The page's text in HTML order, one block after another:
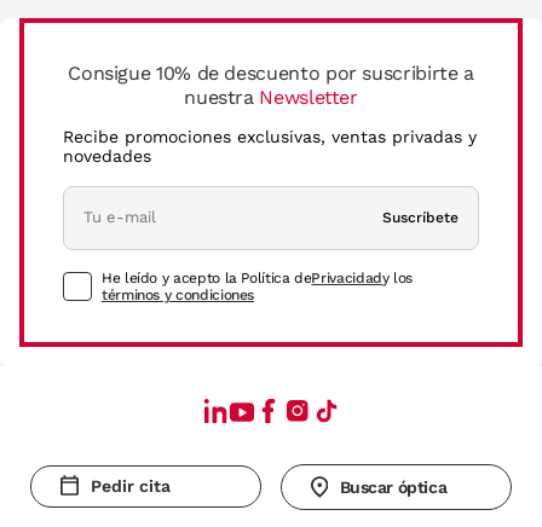
Consigue 10% de descuento por suscribirte a
nuestra Newsletter
Recibe promociones exclusivas, ventas privadas y
novedades
Suscríbete
He leído y acepto la Política dePrivacidady los
términos y condiciones
Pedir cita Buscar óptica